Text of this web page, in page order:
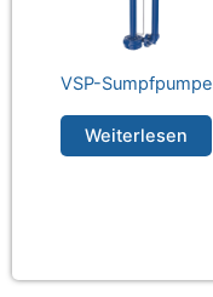
VSP-Sumpfpumpe
Weiterlesen